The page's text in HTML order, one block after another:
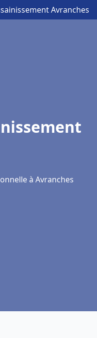
Avranches
à Avranches